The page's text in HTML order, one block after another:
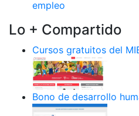
empleo
Lo + Compartido
Cursos gratuitos del
Bono de desarrollo